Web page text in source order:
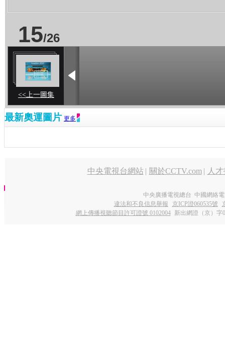
15/26
<<上一圖集
最新奧運圖片 更多
中央電視台網站 | 關於CCTV.com | 人
中央廣播電視總台 中國網絡
違法和不良信息舉報
京ICP證060535號
網上傳播視聽節目許可證號 0102004 新出網證（京）